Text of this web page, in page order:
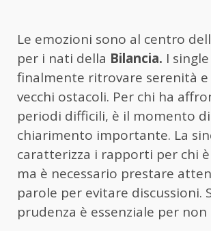
Le emozioni sono al centro
per i nati della Bilancia. I
finalmente ritrovare serenità e
vecchi ostacoli. Per chi ha
periodi difficili, è il momento
chiarimento importante. La
caratterizza i rapporti per chi
ma è necessario prestare
parole per evitare discussioni.
prudenza è essenziale per